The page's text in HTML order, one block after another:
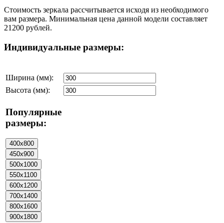
Стоимость зеркала рассчитывается исходя из необходимого
вам размера. Минимальная цена данной модели составляет
21200 рублей.
Индивидуальные размеры:
Ширина (мм):
Высота (мм):
Популярные
размеры: